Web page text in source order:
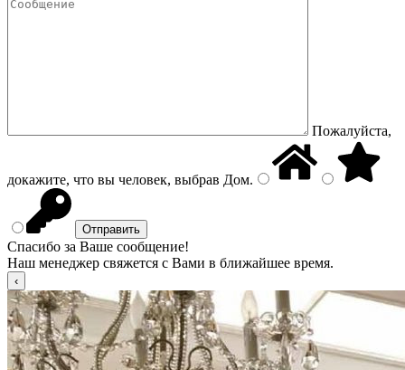
Пожалуйста,
докажите, что вы человек, выбрав Дом.
Спасибо за Ваше сообщение!
Наш менеджер свяжется с Вами в ближайшее время.